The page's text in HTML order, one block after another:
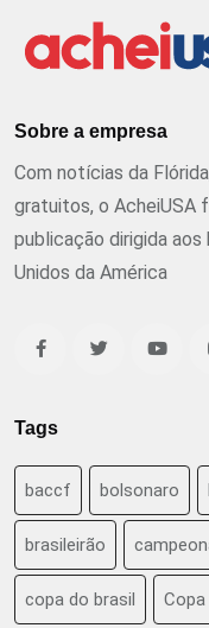
Sobre a empresa
Com notícias da
gratuitos, o AcheiUSA
publicação dirigida
Unidos da América
Tags
baccf bolsonaro
brasileirão
copa do brasil